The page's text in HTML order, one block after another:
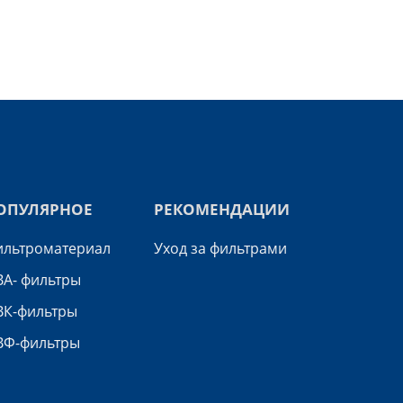
фильтры
фильтры
фильтры
РЕКОМЕНДАЦИИ
Уход за фильтрами